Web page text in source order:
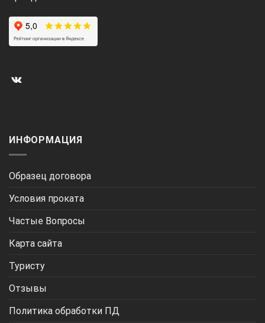
ИНФОРМАЦИЯ
Образец договора
Условия проката
Частые Вопросы
Карта сайта
Туристу
Отзывы
Политика обработки ПД